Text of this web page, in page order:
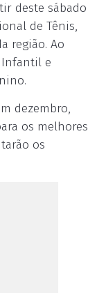
deste sábado
de Tênis,
região. Ao
Infantil e
dezembro,
os melhores
os